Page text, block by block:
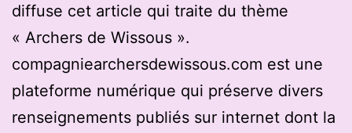
diffuse cet article qui traite du thème
« Archers de Wissous ».
compagniearchersdewissous.com est une
plateforme numérique qui préserve divers
renseignements publiés sur internet dont la